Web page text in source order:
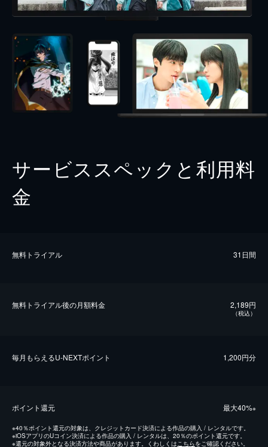
サービススペックと利用料
金
無料トライアル 31日間
無料トライアル後の⽉額料金 2,189円
（税込）
毎⽉もらえるU-NEXTポイント 1,200円分
ポイント還元 最⼤40%※
※40％ポイント還元の対象は、クレジットカード決済による作品の購入 / レンタルです。
※iOSアプリのUコイン決済による作品の購入 / レンタルは、20％のポイント還元です。
※還元の対象外となる決済方法や商品があります。くわしくはこちらをご確認ください。